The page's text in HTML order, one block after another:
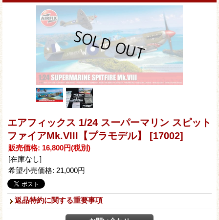
エアフィックス 1/24 スーパーマリン スピット
ファイアMk.VIII【プラモデル】 [17002]
販売価格: 16,800円(税別)
[在庫なし]
希望小売価格: 21,000円
返品特約に関する重要事項